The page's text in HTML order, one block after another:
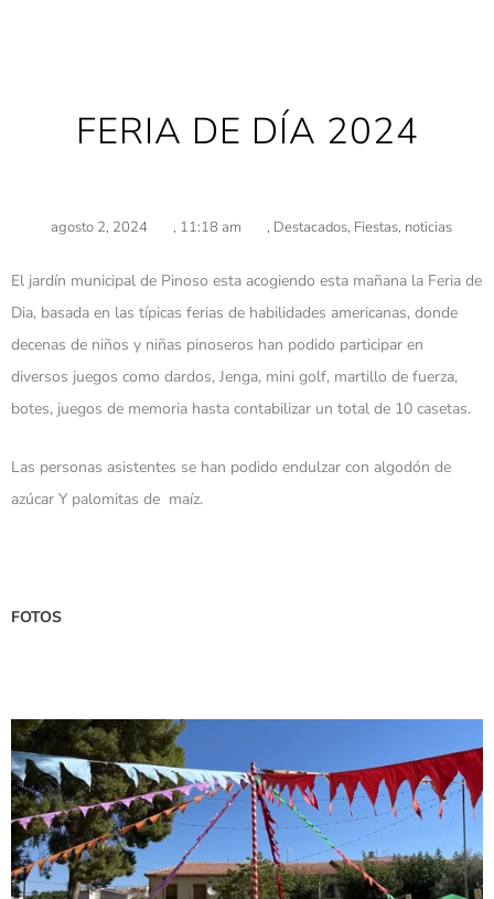
FERIA DE DÍA 2024
agosto 2, 2024 , 11:18 am , Destacados, Fiestas, noticias
El jardín municipal de Pinoso esta acogiendo esta mañana la Feria de
Dia, basada en las típicas ferias de habilidades americanas, donde
decenas de niños y niñas pinoseros han podido participar en
diversos juegos como dardos, Jenga, mini golf, martillo de fuerza,
botes, juegos de memoria hasta contabilizar un total de 10 casetas.
Las personas asistentes se han podido endulzar con algodón de
azúcar Y palomitas de maíz.
FOTOS